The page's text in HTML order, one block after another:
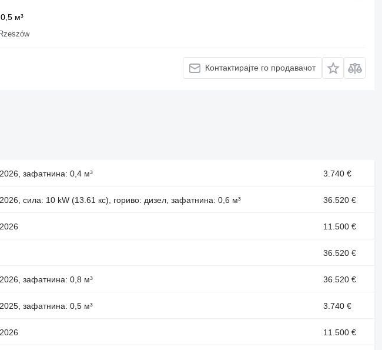
0,5 м³
Контактирајте го продавачот
зафатнина: 0,4 м³ 3.740 €
сила: 10 kW (13.61 кс), гориво: дизел, зафатнина: 0,6 м³ 36.520 €
11.500 €
36.520 €
зафатнина: 0,8 м³ 36.520 €
зафатнина: 0,5 м³ 3.740 €
11.500 €